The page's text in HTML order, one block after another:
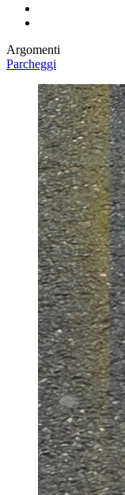
Argomenti
Parcheggi